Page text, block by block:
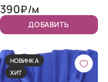
390₽/м
ДОБАВИТЬ
НОВИНКА
ХИТ